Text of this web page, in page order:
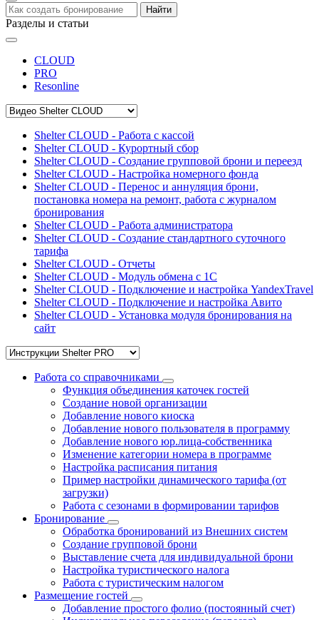
Найти
Разделы и статьи
CLOUD
PRO
Resonline
Shelter CLOUD - Работа с кассой
Shelter CLOUD - Курортный сбор
Shelter CLOUD - Создание групповой брони и переезд
Shelter CLOUD - Настройка номерного фонда
Shelter CLOUD - Перенос и аннуляция брони,
постановка номера на ремонт, работа с журналом
бронирования
Shelter CLOUD - Работа администратора
Shelter CLOUD - Создание стандартного суточного
тарифа
Shelter CLOUD - Отчеты
Shelter CLOUD - Модуль обмена с 1С
Shelter CLOUD - Подключение и настройка YandexTravel
Shelter CLOUD - Подключение и настройка Авито
Shelter CLOUD - Установка модуля бронирования на
сайт
Работа со справочниками
Функция объединения каточек гостей
Создание новой организации
Добавление нового киоска
Добавление нового пользователя в программу
Добавление нового юр.лица-собственника
Изменение категории номера в программе
Настройка расписания питания
Пример настройки динамического тарифа (от
загрузки)
Работа с сезонами в формировании тарифов
Бронирование
Обработка бронирований из Внешних систем
Создание групповой брони
Выставление счета для индивидуальной брони
Настройка туристического налога
Работа с туристическим налогом
Размещение гостей
Добавление простого фолио (постоянный счет)